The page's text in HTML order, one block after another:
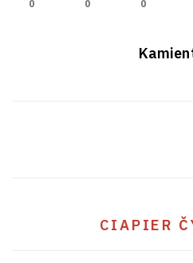
0 0 0
CIAPIER